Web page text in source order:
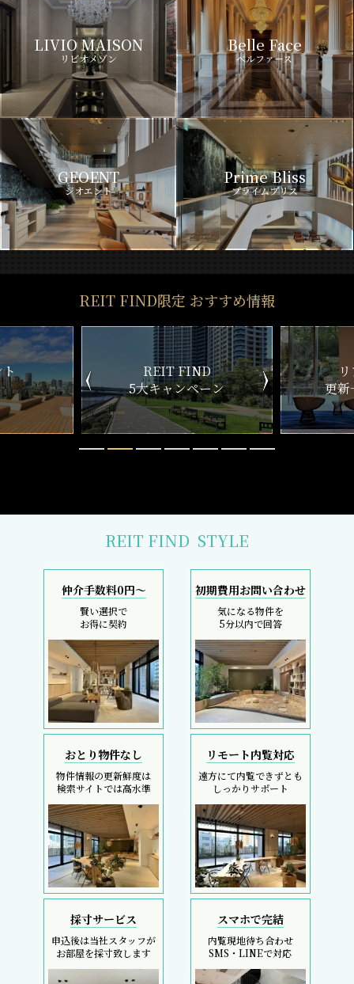
LIVIO MAISON
リビオメゾン
Belle Face
ベルファース
GEOENT
ジオエント
Prime Bliss
プライムブリス
REIT FIND限定 おすすめ情報
FIND
ンペーン
リアルタイム
更新一覧チェック
REIT FIND STYLE
仲介手数料0円～
賢い選択で
お得に契約
初期費用お問い合わせ
気になる物件を
5分以内で回答
おとり物件なし
物件情報の更新鮮度は
検索サイトでは高水準
リモート内覧対応
遠方にて内覧できずとも
しっかりサポート
採寸サービス
申込後は当社スタッフが
お部屋を採寸致します
スマホで完結
内覧現地待ち合わせ
SMS・LINEで対応